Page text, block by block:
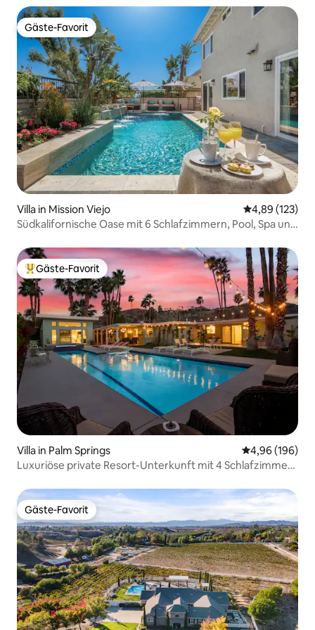
Gäste-Favorit
Gäste-Favorit
Villa in Mission Viejo
4,89 (123)
Südkalifornische Oase mit 6 Schlafzimmern, Pool, Spa und
Beliebter Gäste-Favorit.
Gäste-Favorit
Villa in Palm Springs
4,96 (196)
Luxuriöse private Resort-Unterkunft mit 4 Schlafzimmern
Gäste-Favorit
Gäste-Favorit